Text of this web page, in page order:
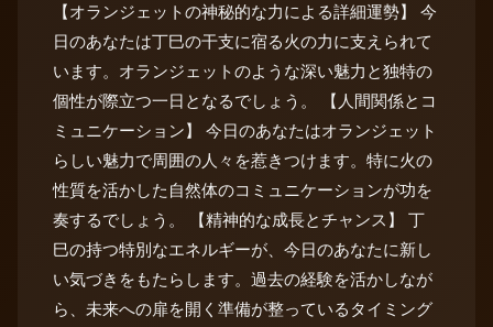
【オランジェットの神秘的な力による詳細運勢】 今
日のあなたは丁巳の干支に宿る火の力に支えられて
います。オランジェットのような深い魅力と独特の
個性が際立つ一日となるでしょう。 【人間関係とコ
ミュニケーション】 今日のあなたはオランジェット
らしい魅力で周囲の人々を惹きつけます。特に火の
性質を活かした自然体のコミュニケーションが功を
奏するでしょう。 【精神的な成長とチャンス】 丁
巳の持つ特別なエネルギーが、今日のあなたに新し
い気づきをもたらします。過去の経験を活かしなが
ら、未来への扉を開く準備が整っているタイミング